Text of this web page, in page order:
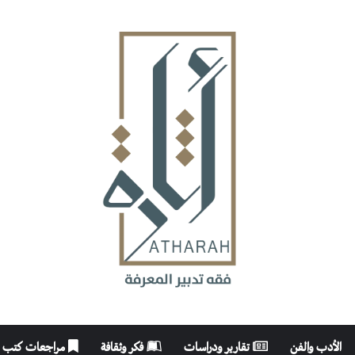
الأدب والفن تقارير ودراسات فكر وثقافة مراجعات كتب